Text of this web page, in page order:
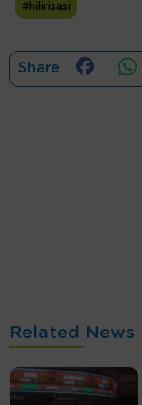
#hilirisasi
Share
Related News